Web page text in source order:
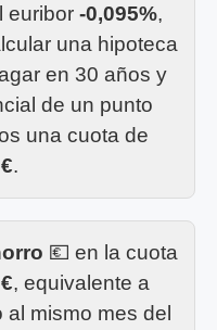
euribor -0,095%,
una hipoteca
en 30 años y
de un punto
una cuota de
.
💶 en la cuota
, equivalente a
al mismo mes del